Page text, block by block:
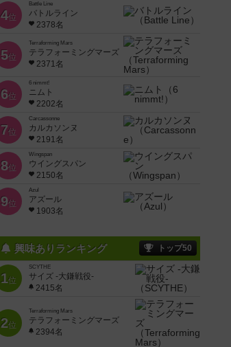
4位
Battle Line
バトルライン
2378名
5位
Terraforming Mars
テラフォーミングマーズ
2371名
6位
6 nimmt!
ニムト
2202名
7位
Carcassonne
カルカソンヌ
2191名
8位
Wingspan
ウイングスパン
2150名
9位
Azul
アズール
1903名
興味ありランキング トップ50
1位
SCYTHE
サイズ -大鎌戦役-
2415名
2位
Terraforming Mars
テラフォーミングマーズ
2394名